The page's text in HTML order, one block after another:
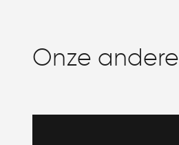
Onze andere